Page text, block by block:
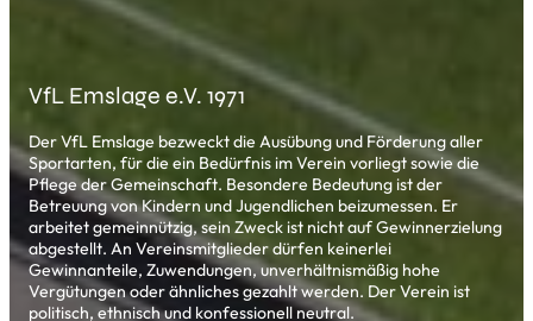
VfL Emslage e.V. 1971
Der VfL Emslage bezweckt die Ausübung und Förderung aller
Sportarten, für die ein Bedürfnis im Verein vorliegt sowie die
Pflege der Gemeinschaft. Besondere Bedeutung ist der
Betreuung von Kindern und Jugendlichen beizumessen. Er
arbeitet gemeinnützig, sein Zweck ist nicht auf Gewinnerzielung
abgestellt. An Vereinsmitglieder dürfen keinerlei
Gewinnanteile, Zuwendungen, unverhältnismäßig hohe
Vergütungen oder ähnliches gezahlt werden. Der Verein ist
politisch, ethnisch und konfessionell neutral.